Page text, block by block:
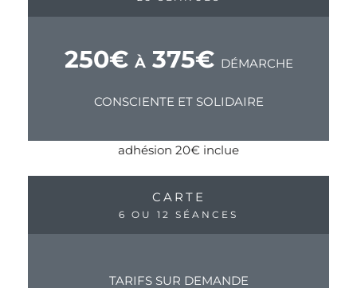
250€ À375€ DÉMARCHE
CONSCIENTE ET SOLIDAIRE
adhésion 20€ inclue
CARTE
6 OU 12 SÉANCES
TARIFS SUR DEMANDE